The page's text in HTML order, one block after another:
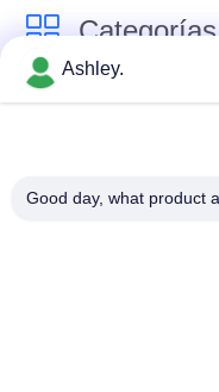
rodamiento de
Rodamientos de
Ashley.
Good day, what product